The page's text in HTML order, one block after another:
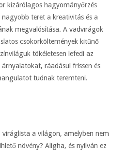
kizárólagos hagyományőrzés
teret a kreativitás és a
megvalósítása. A vadvirágok
csokorköltemények kitűnő
tökéletesen lefedi az
ráadásul frissen és
tudnak teremteni.
viráglista a világon, amelyben nem
növény? Aligha, és nyilván ez